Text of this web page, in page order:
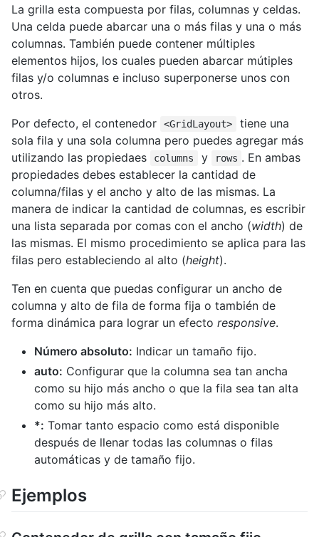
La grilla esta compuesta por filas, columnas y celdas.
Una celda puede abarcar una o más filas y una o más
columnas. También puede contener múltiples
elementos hijos, los cuales pueden abarcar mútiples
filas y/o columnas e incluso superponerse unos con
otros.
Por defecto, el contenedor
<GridLayout>
tiene una
sola fila y una sola columna pero puedes agregar más
utilizando las propiedaes
columns y rows . En ambas
propiedades debes establecer la cantidad de
columna/filas y el ancho y alto de las mismas. La
manera de indicar la cantidad de columnas, es escribir
una lista separada por comas con el ancho (width) de
las mismas. El mismo procedimiento se aplica para las
filas pero estableciendo al alto (height).
Ten en cuenta que puedas configurar un ancho de
columna y alto de fila de forma fija o también de
forma dinámica para lograr un efecto responsive.
Número absoluto: Indicar un tamaño fijo.
auto: Configurar que la columna sea tan ancha
como su hijo más ancho o que la fila sea tan alta
como su hijo más alto.
*: Tomar tanto espacio como está disponible
después de llenar todas las columnas o filas
automáticas y de tamaño fijo.
Ejemplos